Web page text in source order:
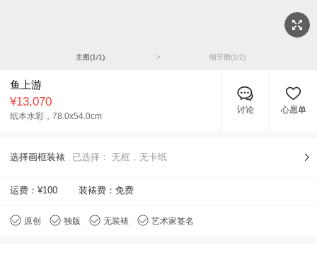
主图(1/1) > 细节图(1/2)
鱼上游
¥13,070
纸本水彩， 78.0x54.0cm
讨论 心愿单
选择画框装裱 已选择： 无框，无卡纸
运费： ¥100 装裱费：免费
原创 独版 无装裱 艺术家签名